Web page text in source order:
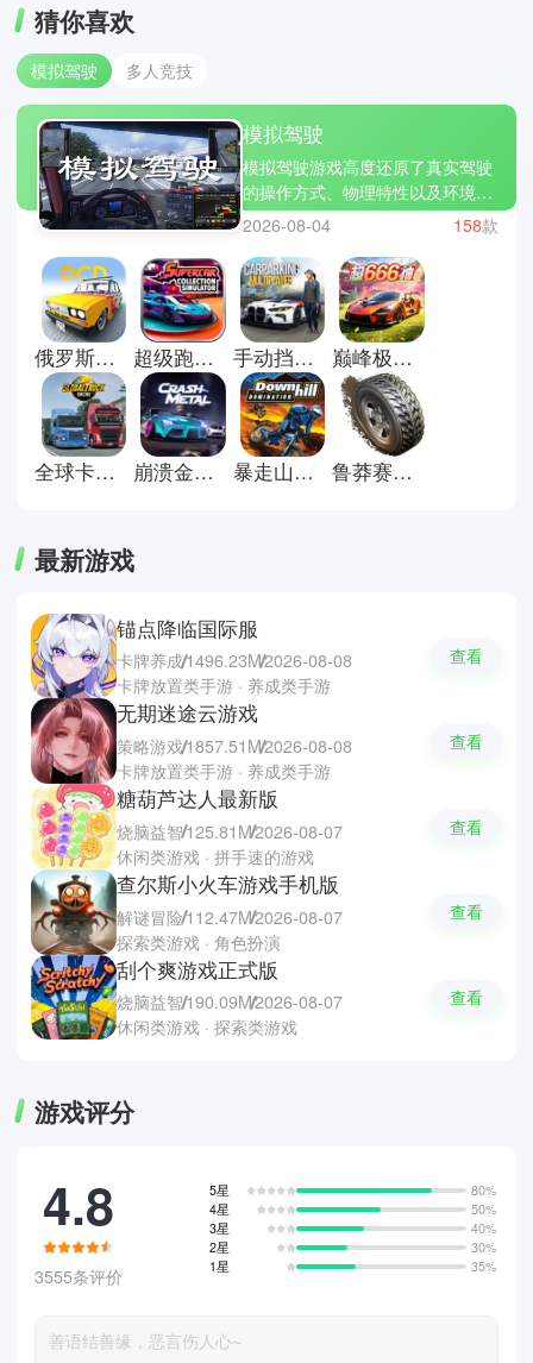
猜你喜欢
模拟驾驶 多人竞技
模拟驾驶
模拟驾驶游戏高度还原了真实驾驶
的操作方式、物理特性以及环境变
化，让你们体验汽车、卡车、火车
还是飞机等的交通工具。游戏通常
提供丰富的驾驶任务，例如运输货
物、竞速挑战或完成特定路线任
务，同时也能够自由探索开放世界
地图。小编今天为你们带来这几款
真实又好玩的卡车之星、巴士模
拟、越野疯狂赛车等等，真实物理
引擎让你感受加速、刹车、转向和
碰撞等效果，多样化的交通工具与
模拟玩法增加互动性和长期可玩
2026-08-04 158款
俄罗斯汽车漂移中文版 超级跑车收藏模拟器手机版 手动挡停车场中文版 巅峰极速官方正版
全球卡车模拟器联机版 崩溃金属赛车中文版 暴走山地自行车手机版 鲁莽赛车3汉化版
最新游戏
锚点降临国际服
卡牌养成1496.23M2026-08-08
卡牌放置类手游 · 养成类手游
查看
无期迷途云游戏
策略游戏1857.51M2026-08-08
卡牌放置类手游 · 养成类手游
查看
糖葫芦达人最新版
烧脑益智125.81M2026-08-07
休闲类游戏 · 拼手速的游戏
查看
查尔斯小火车游戏手机版
解谜冒险112.47M2026-08-07
探索类游戏 · 角色扮演
查看
刮个爽游戏正式版
烧脑益智190.09M2026-08-07
休闲类游戏 · 探索类游戏
查看
游戏评分
4.8
3555条评价
5星
80%
4星
50%
3星
40%
2星
30%
1星
35%